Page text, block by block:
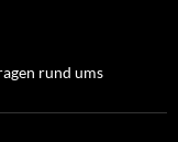
rund ums